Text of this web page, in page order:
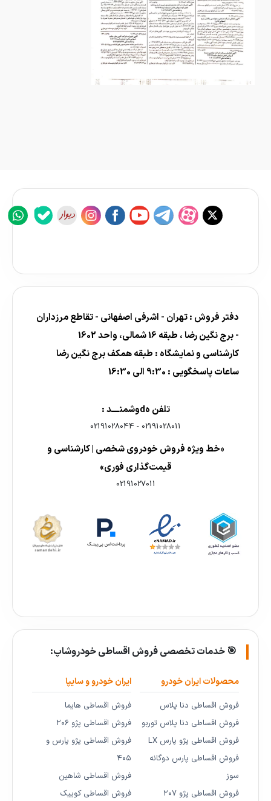
دفتر فروش : تهران - اشرفی اصفهانی - تقاطع مرزداران
- برج نگین رضا ، طبقه 16 شمالی، واحد 1602
کارشناسی و نمایشگاه : طبقه همکف برج نگین رضا
ساعات پاسخگویی : 9:30 الی 16:30
تلفن هdوشمنــــد :
02191028011
-
02191028044
«خط ویژه فروش خودروی شخصی | کارشناسی و
قیمت‌گذاری فوری»
02191027011
🎯 خدمات تخصصی فروش اقساطی خودروشاپ:
محصولات ایران خودرو
فروش اقساطی دنا پلاس
فروش اقساطی دنا پلاس توربو
فروش اقساطی پژو پارس LX
فروش اقساطی پارس دوگانه
سوز
فروش اقساطی پژو ۲۰۷
ایران خودرو و سایپا
فروش اقساطی هایما
فروش اقساطی پژو ۲۰۶
فروش اقساطی پژو پارس و
۴۰۵
فروش اقساطی شاهین
فروش اقساطی کوییک